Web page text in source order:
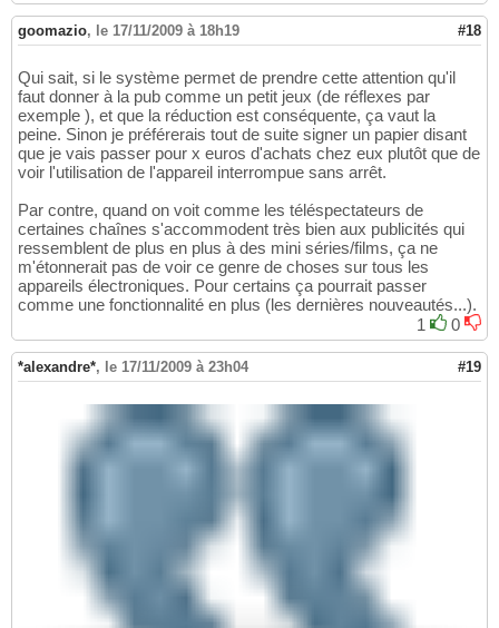
goomazio, le 17/11/2009 à 18h19 #18
Qui sait, si le système permet de prendre cette attention qu'il
faut donner à la pub comme un petit jeux (de réflexes par
exemple ), et que la réduction est conséquente, ça vaut la
peine. Sinon je préférerais tout de suite signer un papier disant
que je vais passer pour x euros d'achats chez eux plutôt que de
voir l'utilisation de l'appareil interrompue sans arrêt.
Par contre, quand on voit comme les téléspectateurs de
certaines chaînes s'accommodent très bien aux publicités qui
ressemblent de plus en plus à des mini séries/films, ça ne
m'étonnerait pas de voir ce genre de choses sur tous les
appareils électroniques. Pour certains ça pourrait passer
comme une fonctionnalité en plus (les dernières nouveautés...).
1
0
*alexandre*, le 17/11/2009 à 23h04 #19